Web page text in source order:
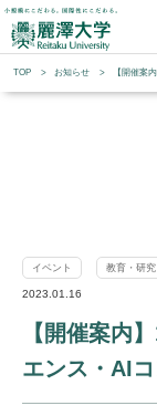
TOP お知らせ 【開催案
イベント 教育・研究
2023.01.16
【開催案内
エンス・AI